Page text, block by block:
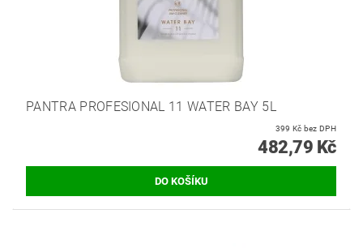
PANTRA PROFESIONAL 11 WATER BAY 5L
399 Kč bez DPH
482,79 Kč